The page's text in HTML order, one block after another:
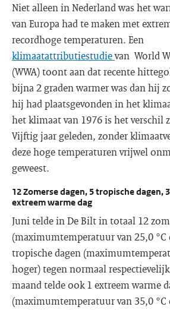
Niet alleen in Nederland was het
van Europa had te maken met
recordhoge temperaturen. Een
klimaatattributiestudievan World
(WWA) toont aan dat recente
bijna 2 graden warmer was dan hij
hij had plaatsgevonden in het
het klimaat van 1976 is het verschil
Vijftig jaar geleden, zonder
deze hoge temperaturen vrijwel
geweest.
12 Zomerse dagen, 5 tropische dagen,
extreem warme dag
Juni telde in De Bilt in totaal 12
(maximumtemperatuur van 25,0
tropische dagen
hoger) tegen normaal
maand telde ook 1 extreem warme
(maximumtemperatuur van 35,0 °C